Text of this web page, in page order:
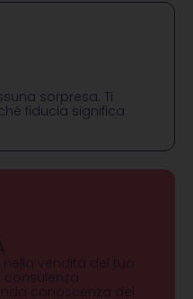
sorpresa. Ti
fiducia significa
vendita del tuo
conoscenza del